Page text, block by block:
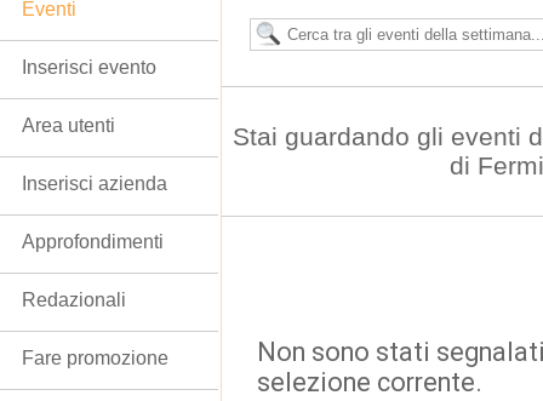
Stai guardando gli eventi
di
Non sono stati
selezione corrente.
Eventi
Inserisci evento
Area utenti
Inserisci azienda
Approfondimenti
Redazionali
Fare promozione